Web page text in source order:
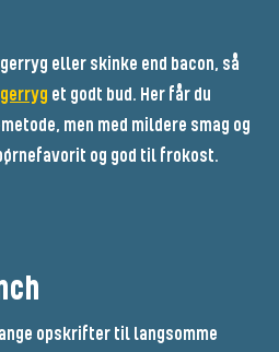
eller skinke end bacon, så
et godt bud. Her får du
men med mildere smag og
og god til frokost.
opskrifter til langsomme